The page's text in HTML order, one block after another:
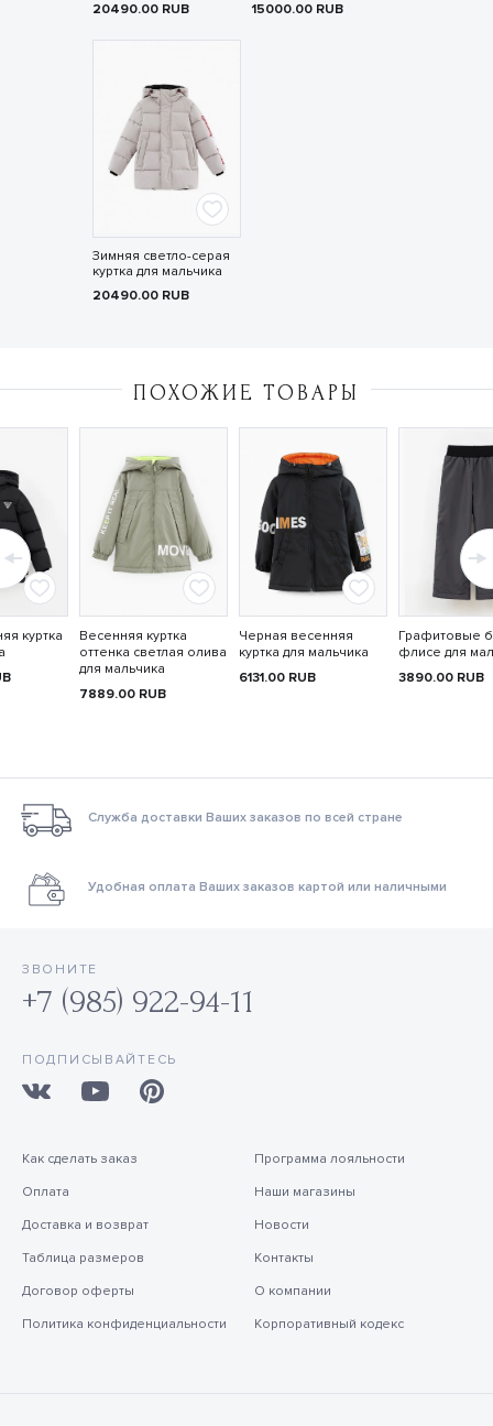
20490.00 RUB
15000.00 RUB
Зимняя светло-серая
куртка для мальчика
20490.00 RUB
ПОХОЖИЕ ТОВАРЫ
куртка
Весенняя куртка
оттенка светлая олива
для мальчика
7889.00 RUB
Черная весенняя
куртка для мальчика
6131.00 RUB
Графитовые
флисе для
3890.00 RUB
Служба доставки Ваших заказов по всей стране
Удобная оплата Ваших заказов картой или наличными
ЗВОНИТЕ
+7 (985) 922-94-11
ПОДПИСЫВАЙТЕСЬ
Как сделать заказ
Оплата
Доставка и возврат
Таблица размеров
Договор оферты
Политика конфиденциальности
Программа лояльности
Наши магазины
Новости
Контакты
О компании
Корпоративный кодекс